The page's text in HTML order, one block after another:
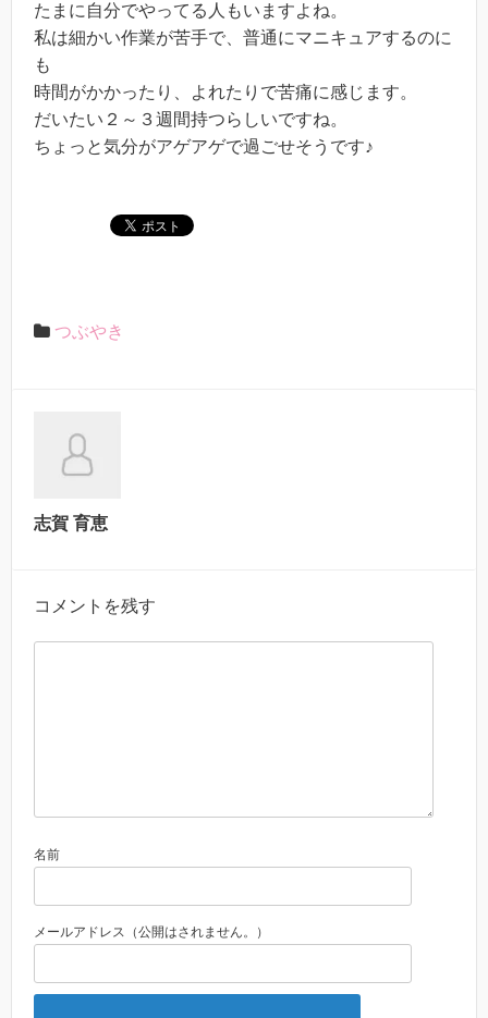
たまに自分でやってる人もいますよね。
私は細かい作業が苦手で、普通にマニキュアするのに
も
時間がかかったり、よれたりで苦痛に感じます。
だいたい２～３週間持つらしいですね。
ちょっと気分がアゲアゲで過ごせそうです♪
つぶやき
志賀 育恵
コメントを残す
名前
メールアドレス（公開はされません。）